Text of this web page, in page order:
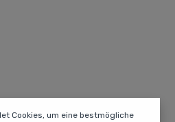
Cookies, um eine bestmögliche